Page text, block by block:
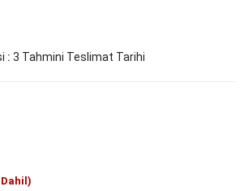
: 3 Tahmini Teslimat Tarihi
Dahil)